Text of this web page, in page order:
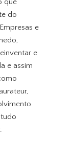
que
do
e
e
e assim